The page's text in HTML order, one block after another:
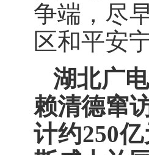
争端，尽
区和平安
湖北广
赖清德窜
计约250